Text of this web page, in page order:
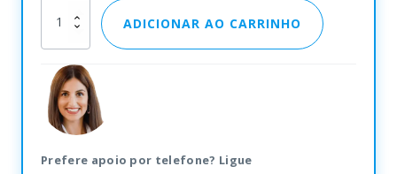
Series
quantity
ADICIONAR AO CARRINHO
Prefere apoio por telefone? Ligue